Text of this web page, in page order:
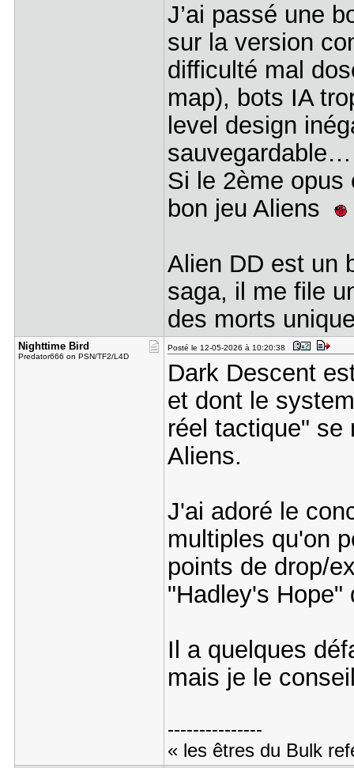
J’ai passé une
sur la version
difficulté mal
map), bots IA
level design
sauvegardable…
Si le 2ème opus
bon jeu Aliens
Alien DD est un
saga, il me file
des morts
Nighttime ​Bird
Predator666 on PSN/TF2/L4D
Posté le 12-05-2026 à 10:20:38
Dark Descent
et dont le
réel tactique" se
Aliens.
J'ai adoré le
multiples qu'on
points de drop/
"Hadley's Hope"
Il a quelques
mais je le
---------------
« les êtres du Bulk